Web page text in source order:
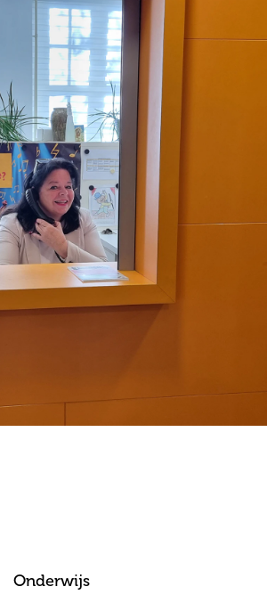
Onderwijs